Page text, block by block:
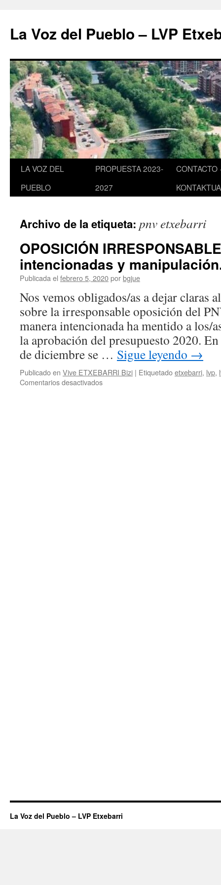
contenido
La Voz del Pueblo – LVP
LA VOZ DEL
PUEBLO
PROPUESTA 2023-
2027
CONTACTO ·
KONTAKTUA
Archivo de la etiqueta: pnv etxebarri
OPOSICIÓN
intencionadas y
Publicada el febrero 5, 2020porbgjue
Nos vemos obligados/as a dejar claras
sobre la irresponsable oposición del
manera intencionada ha mentido a los/
la aprobación del presupuesto 2020.
de diciembre se … Sigue leyendo →
Publicado en Vive ETXEBARRI Bizi | Etiquetadoetxebarri, lvp,
Comentarios desactivadosen
La Voz del Pueblo – LVP Etxebarri